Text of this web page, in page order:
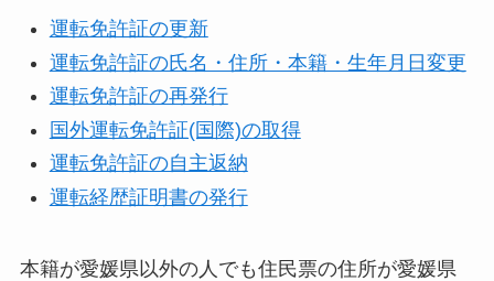
運転免許証の更新
運転免許証の氏名・住所・本籍・生年月日変更
運転免許証の再発行
国外運転免許証(国際)の取得
運転免許証の自主返納
運転経歴証明書の発行
本籍が愛媛県以外の人でも住民票の住所が愛媛県